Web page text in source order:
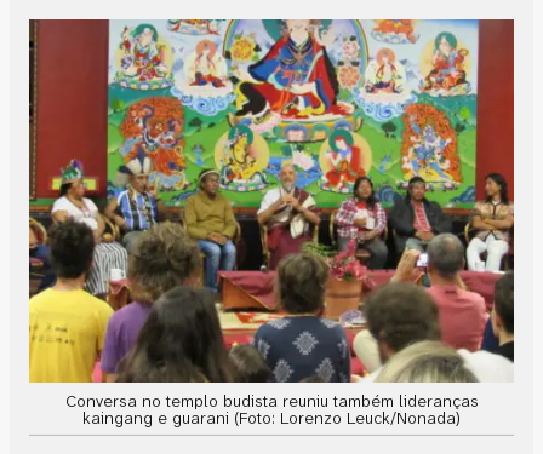
Conversa no templo budista reuniu também lideranças
kaingang e guarani (Foto: Lorenzo Leuck/Nonada)